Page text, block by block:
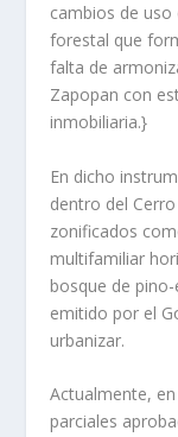
cambios de
forestal que
falta de
Zapopan con
inmobiliaria.}
En dicho
dentro del
zonificados
multifamiliar
bosque de
emitido por el
urbanizar.
Actualmente,
parciales